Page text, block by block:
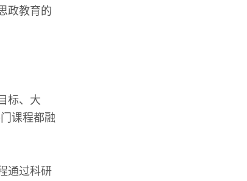
政教育的
标、大
课程都融
通过科研